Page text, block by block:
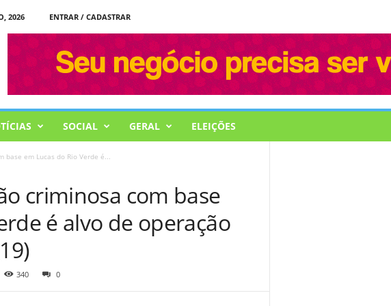
2026
ENTRAR / CADASTRAR
SOCIAL GERAL ELEIÇÕES
base em Lucas do Rio Verde é...
criminosa com base
é alvo de operação
340 0